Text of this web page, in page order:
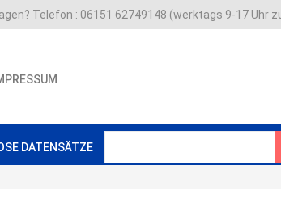
Telefon : 06151 62749148 (werktags 9-17 Uhr
DATENSÄTZE